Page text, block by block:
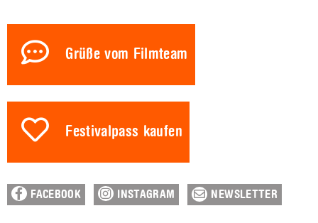
Grüße vom Filmteam
Festivalpass kaufen
FACEBOOK INSTAGRAM NEWSLETTER